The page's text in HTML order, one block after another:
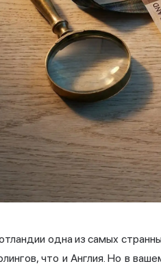
одна из самых
что и Англия. Но в